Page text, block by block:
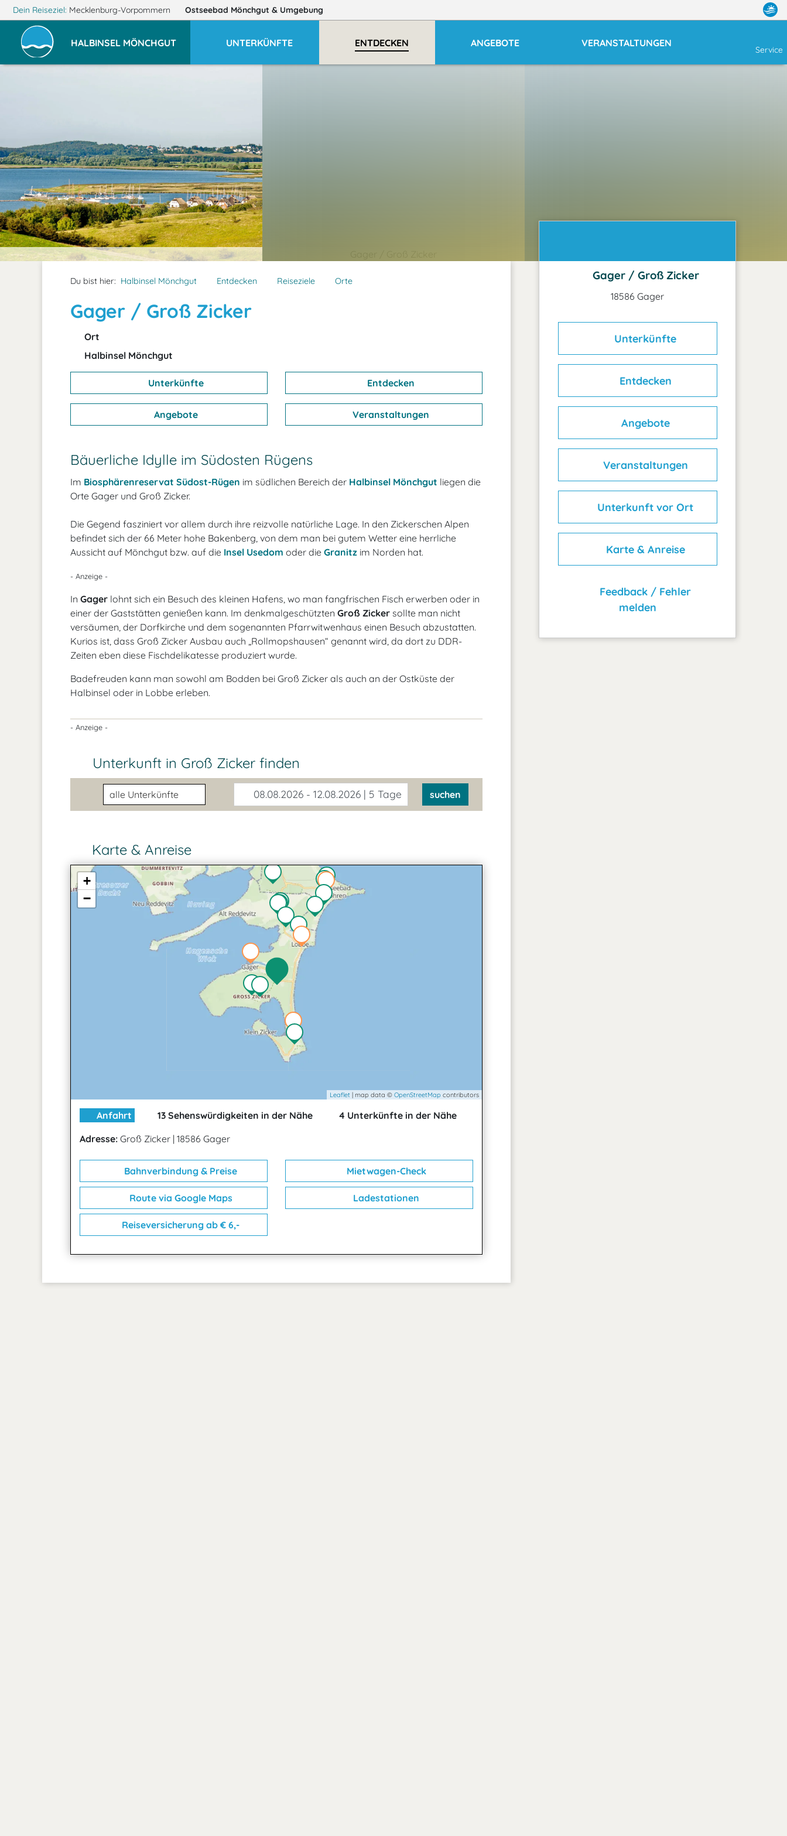
Dein Reiseziel: Mecklenburg-Vorpommern Ostseebad Mönchgut & Umgebung
HALBINSEL MÖNCHGUT UNTERKÜNFTE ENTDECKEN ANGEBOTE VERANSTALTUNGEN
Service
Du bist hier: Halbinsel Mönchgut Entdecken Reiseziele Orte
Gager / Groß Zicker
Ort
Halbinsel Mönchgut
Unterkünfte Entdecken
Angebote Veranstaltungen
Bäuerliche Idylle im Südosten Rügens
Im Biosphärenreservat Südost-Rügen im südlichen Bereich der Halbinsel Mönchgut liegen die
Orte Gager und Groß Zicker.
Die Gegend fasziniert vor allem durch ihre reizvolle natürliche Lage. In den Zickerschen Alpen
befindet sich der 66 Meter hohe Bakenberg, von dem man bei gutem Wetter eine herrliche
Aussicht auf Mönchgut bzw. auf die Insel Usedom oder die Granitz im Norden hat.
- Anzeige -
In Gager lohnt sich ein Besuch des kleinen Hafens, wo man fangfrischen Fisch erwerben oder in
einer der Gaststätten genießen kann. Im denkmalgeschützten Groß Zicker sollte man nicht
versäumen, der Dorfkirche und dem sogenannten Pfarrwitwenhaus einen Besuch abzustatten.
Kurios ist, dass Groß Zicker Ausbau auch „Rollmopshausen“ genannt wird, da dort zu DDR-
Zeiten eben diese Fischdelikatesse produziert wurde.
Badefreuden kann man sowohl am Bodden bei Groß Zicker als auch an der Ostküste der
Halbinsel oder in Lobbe erleben.
- Anzeige -
Unterkunft in Groß Zicker finden
Unterkunftsart 08.08.2026 - 12.08.2026 | 5 Tage suchen
Karte & Anreise
+
−
Leaflet | map data © OpenStreetMap contributors
Anfahrt 13 Sehenswürdigkeiten in der Nähe
4 Unterkünfte in der Nähe
Adresse: Groß Zicker | 18586 Gager
Bahnverbindung & Preise Mietwagen-Check
Route via Google Maps Ladestationen
Reiseversicherung ab € 6,-
Gager / Groß Zicker
18586 Gager
Unterkünfte
Entdecken
Angebote
Veranstaltungen
Unterkunft vor Ort
Karte & Anreise
Feedback / Fehler
melden